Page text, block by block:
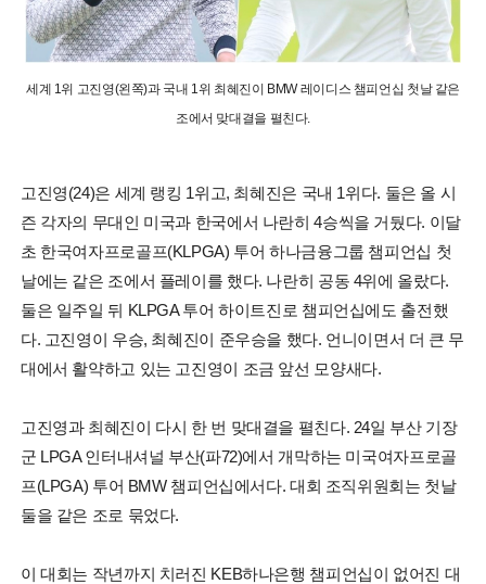
세계 1위 고진영(왼쪽)과 국내 1위 최혜진이 BMW 레이디스 챔피언십 첫날 같은
조에서 맞대결을 펼친다.
고진영(24)은 세계 랭킹 1위고, 최혜진은 국내 1위다. 둘은 올 시
즌 각자의 무대인 미국과 한국에서 나란히 4승씩을 거뒀다. 이달
초 한국여자프로골프(KLPGA) 투어 하나금융그룹 챔피언십 첫
날에는 같은 조에서 플레이를 했다. 나란히 공동 4위에 올랐다.
둘은 일주일 뒤 KLPGA 투어 하이트진로 챔피언십에도 출전했
다. 고진영이 우승, 최혜진이 준우승을 했다. 언니이면서 더 큰 무
대에서 활약하고 있는 고진영이 조금 앞선 모양새다.
고진영과 최혜진이 다시 한 번 맞대결을 펼친다. 24일 부산 기장
군 LPGA 인터내셔널 부산(파72)에서 개막하는 미국여자프로골
프(LPGA) 투어 BMW 챔피언십에서다. 대회 조직위원회는 첫날
둘을 같은 조로 묶었다.
이 대회는 작년까지 치러진 KEB하나은행 챔피언십이 없어진 대